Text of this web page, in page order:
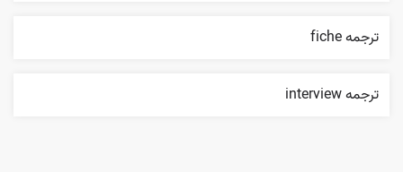
ترجمه fiche
ترجمه interview